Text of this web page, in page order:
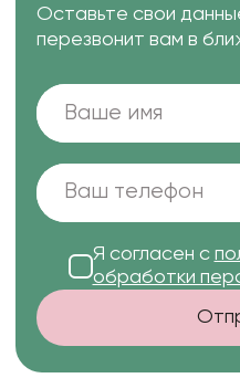
Оставьте свои
перезвонит вам в
Я согласен с
обработки